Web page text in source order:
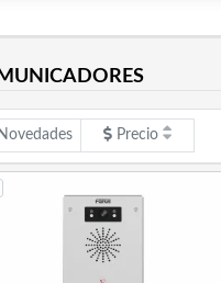
Novedades Precio